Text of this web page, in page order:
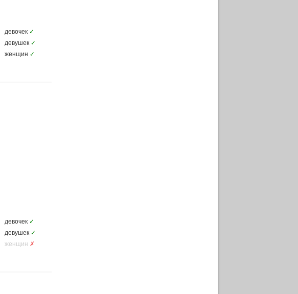
девочек ✓
девушек ✓
женщин ✓
девочек ✓
девушек ✓
женщин ✗